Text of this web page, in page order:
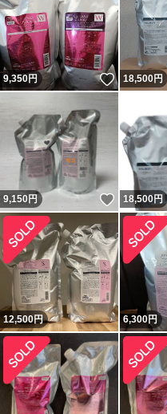
9,350円 いいね！
18,500円
9,150円 いいね！
18,500円
12,500円 6,300円